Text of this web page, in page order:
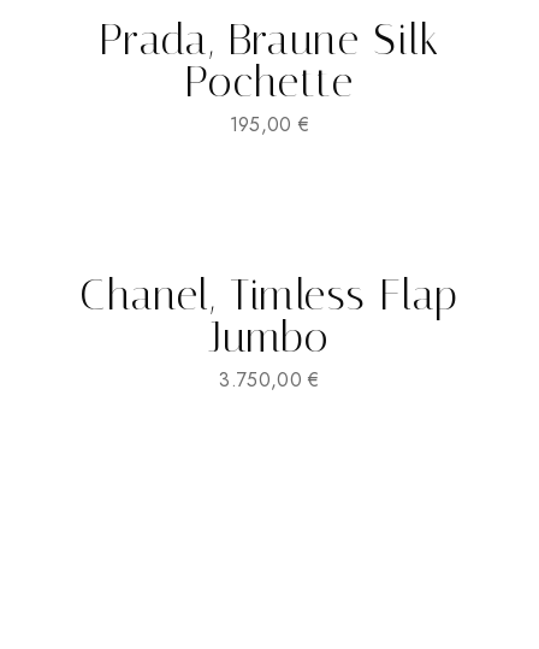
Prada, Braune Silk
Pochette
195,00 €
Chanel, Timless Flap
Jumbo
3.750,00€